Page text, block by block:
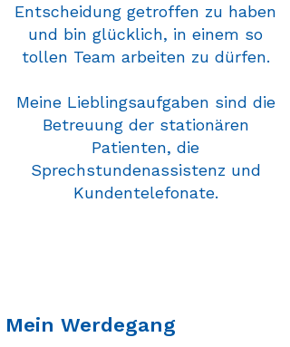
Entscheidung getroffen zu haben
und bin glücklich, in einem so
tollen Team arbeiten zu dürfen.
Meine Lieblingsaufgaben sind die
Betreuung der stationären
Patienten, die
Sprechstundenassistenz und
Kundentelefonate.
Mein Werdegang